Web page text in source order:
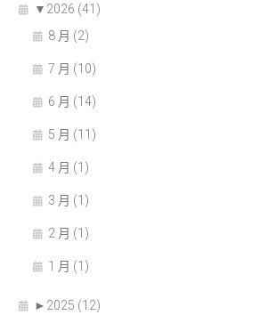
▼ 2026 (41)
8 月 (2)
7 月 (10)
6 月 (14)
5 月 (11)
4 月 (1)
3 月 (1)
2 月 (1)
1 月 (1)
► 2025 (12)